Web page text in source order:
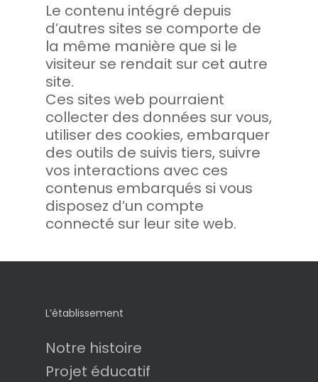
Le contenu intégré depuis
d’autres sites se comporte de
la même manière que si le
visiteur se rendait sur cet autre
site.
Ces sites web pourraient
collecter des données sur vous,
utiliser des cookies, embarquer
des outils de suivis tiers, suivre
vos interactions avec ces
contenus embarqués si vous
disposez d’un compte
connecté sur leur site web.
L’établissement
Notre histoire
Projet éducatif